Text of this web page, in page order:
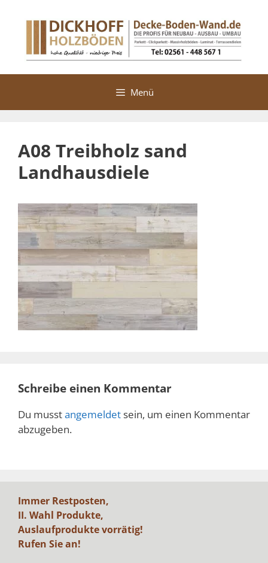
Menü
A08 Treibholz sand
Landhausdiele
Schreibe einen Kommentar
Du musstangemeldet sein, um einen Kommentar
abzugeben.
Immer Restposten,
II. Wahl Produkte,
Auslaufprodukte vorrätig!
Rufen Sie an!